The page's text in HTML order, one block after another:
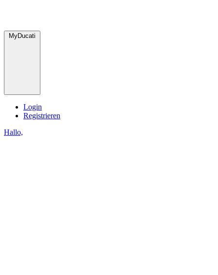
MyDucati
Login
Registrieren
Hallo,